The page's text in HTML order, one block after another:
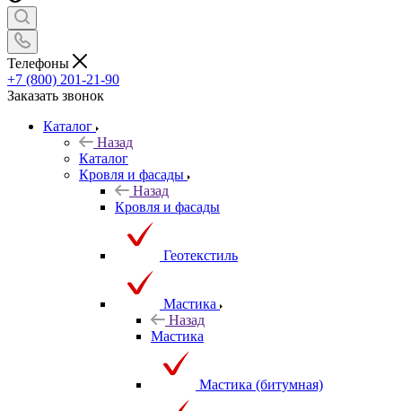
Телефоны
+7 (800) 201-21-90
Заказать звонок
Каталог
Назад
Каталог
Кровля и фасады
Назад
Кровля и фасады
Геотекстиль
Мастика
Назад
Мастика
Мастика (битумная)